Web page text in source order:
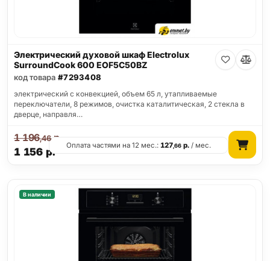
Электрический духовой шкаф Electrolux
SurroundCook 600 EOF5C50BZ
код товара #7293408
электрический с конвекцией, объем 65 л, утапливаемые
переключатели, 8 режимов, очистка каталитическая, 2 стекла в
дверце, направля…
1 156 р.
1 196,46р.
Оплата частями на 12 мес.:127,66 р. / мес.
В наличии